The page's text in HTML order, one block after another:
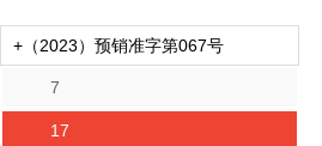
+（2023）预销准字第067号
7
17